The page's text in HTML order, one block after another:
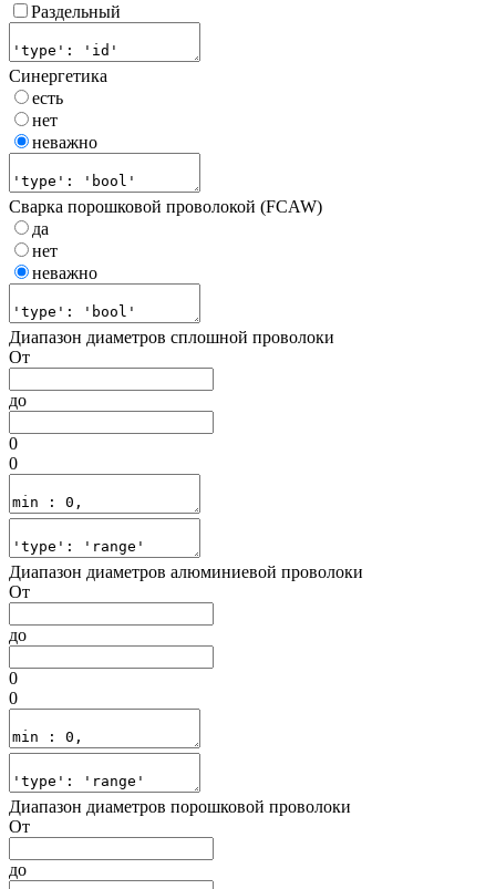
Раздельный
Синергетика
есть
нет
неважно
Сварка порошковой проволокой (FCAW)
да
нет
неважно
Диапазон диаметров сплошной проволоки
От
до
0
0
Диапазон диаметров алюминиевой проволоки
От
до
0
0
Диапазон диаметров порошковой проволоки
От
до